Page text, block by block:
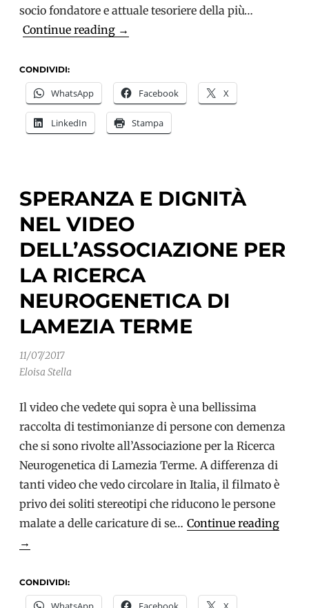
socio fondatore e attuale tesoriere della più…
Continue reading John
alla
Federazione
Alzheimer
di
essere
inclusi
resi
partecipi
→
CONDIVIDI:
WhatsApp Facebook X
LinkedIn Stampa
SPERANZA E DIGNITÀ
NEL VIDEO
DELL’ASSOCIAZIONE PER
LA RICERCA
NEUROGENETICA DI
LAMEZIA TERME
11/07/2017
Eloisa Stella
Il video che vedete qui sopra è una bellissima
raccolta di testimonianze di persone con demenza
che si sono rivolte all’Associazione per la Ricerca
Neurogenetica di Lamezia Terme. A differenza di
tanti video che vedo circolare in Italia, il filmato è
privo dei soliti stereotipi che riducono le persone
malate a delle caricature di se… Continue reading
→
CONDIVIDI: